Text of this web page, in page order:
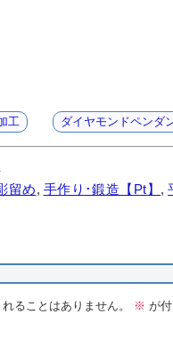
工 ダイヤモンドペンダ
留め, 手作り･鍛造【Pt】 ,
ることはありません。 ※ が